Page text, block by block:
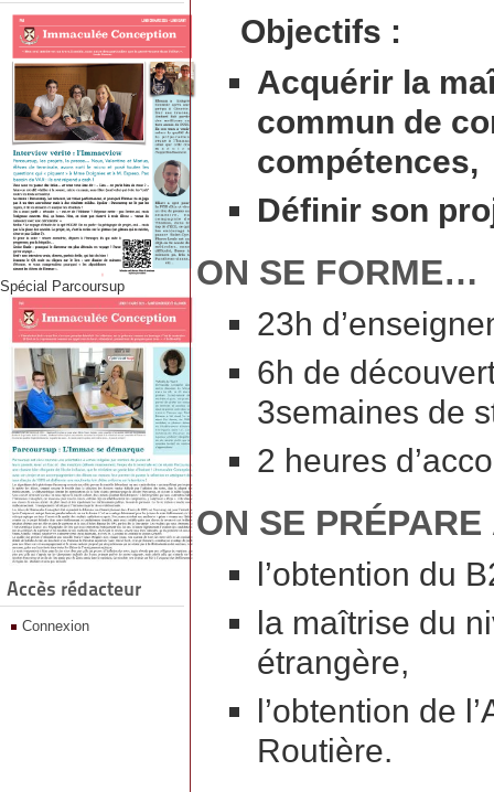
Spécial Parcoursup
Accès rédacteur
Connexion
Objectifs :
Acquérir la
commun de
compétences,
Définir son
ON SE FORME…
23h
6h de
3semaines de
2 heures
ON SE
l’obtention du
la maîtrise du
étrangère,
l’obtention de
Routière.